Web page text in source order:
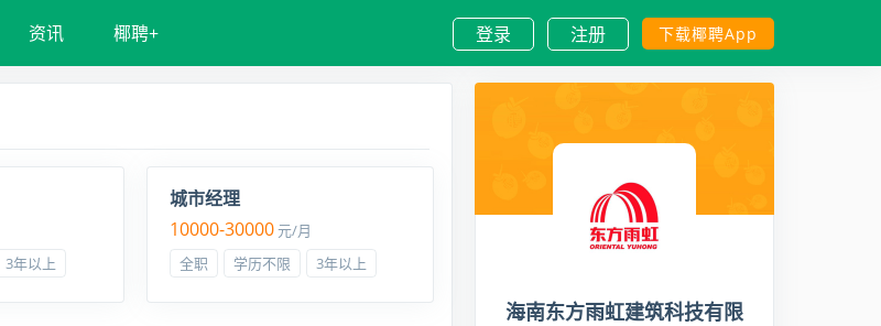
资讯 椰聘+ 登录 注册 下载椰聘App
3年以上
城市经理
10000-30000元/月
全职
学历不限 3年以上
海南东方雨虹建筑科技有限